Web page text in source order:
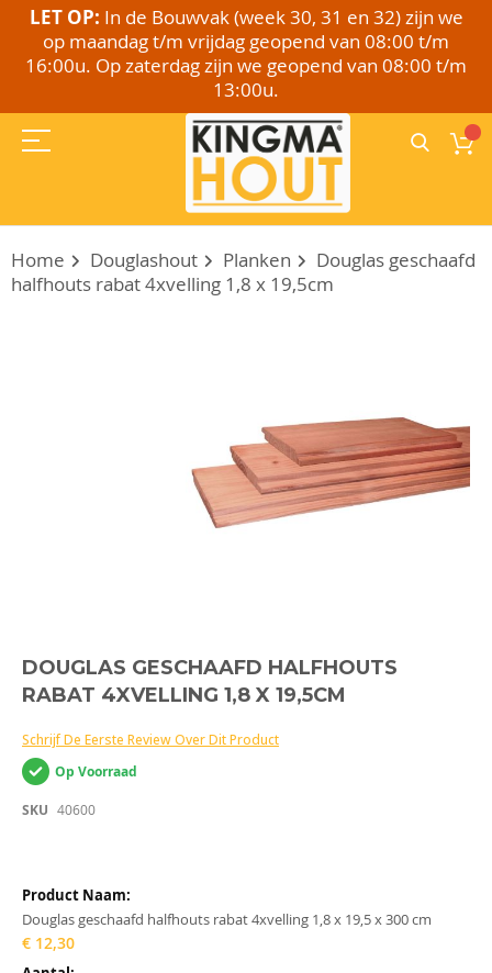
LET OP: In de Bouwvak (week 30, 31 en 32) zijn we
op maandag t/m vrijdag geopend van 08:00 t/m
16:00u. Op zaterdag zijn we geopend van 08:00 t/m
13:00u.
Home Douglashout Planken
Douglas geschaafd
halfhouts rabat 4xvelling 1,8 x 19,5cm
Ga
naar
het
van
de
afbeeldingen-
DOUGLAS GESCHAAFD HALFHOUTS
RABAT 4XVELLING 1,8 X 19,5CM
Schrijf De Eerste Review Over Dit Product
Op Voorraad
SKU 40600
productitems
Douglas geschaafd halfhouts rabat 4xvelling 1,8 x 19,5 x 300 cm
€ 12,30